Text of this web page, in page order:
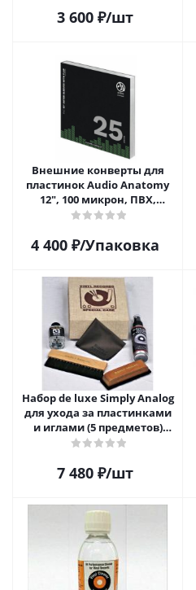
3 600₽/шт
Внешние конверты для
пластинок Audio Anatomy
12", 100 микрон, ПВХ,
GATEFOLD (25 шт)
4 400₽/Упаковка
Набор de luxe Simply Analog
для ухода за пластинками
и иглами (5 предметов)
SAVC005
7 480₽/шт